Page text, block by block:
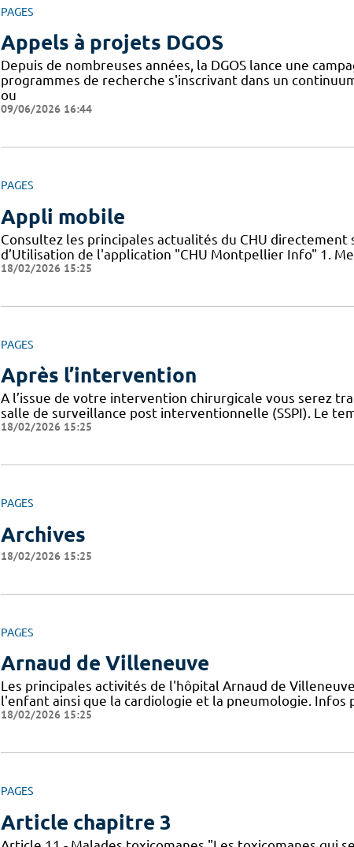
PAGES
Appels à projets DGOS
Depuis de nombreuses années, la DGOS lance une
programmes de recherche s'inscrivant dans un
ou
09/06/2026 16:44
PAGES
Appli mobile
Consultez les principales actualités du CHU
d’Utilisation de l'application "CHU Montpellier Info" 1.
18/02/2026 15:25
PAGES
Après l’intervention
A l’issue de votre intervention chirurgicale vous serez
salle de surveillance post interventionnelle (SSPI). Le
18/02/2026 15:25
PAGES
Archives
18/02/2026 15:25
PAGES
Arnaud de Villeneuve
Les principales activités de l'hôpital Arnaud de
l'enfant ainsi que la cardiologie et la pneumologie. Infos
18/02/2026 15:25
PAGES
Article chapitre 3